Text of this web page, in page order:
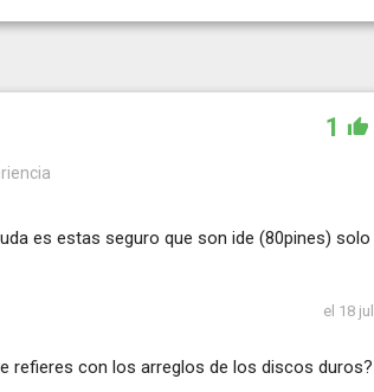
1
es estas seguro que son ide (80pines) solo
el 18
refieres con los arreglos de los discos duros?